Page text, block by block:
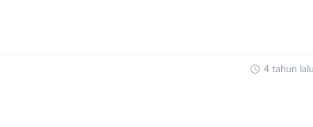
4 tahun lalu